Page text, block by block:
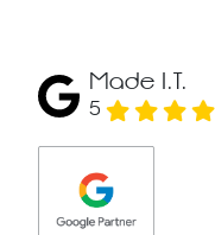
Made I.T.
5